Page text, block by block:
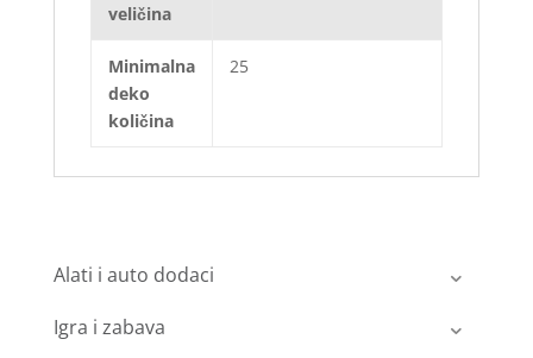
veličina
Minimalna
deko
količina
25
Alati i auto dodaci
Igra i zabava